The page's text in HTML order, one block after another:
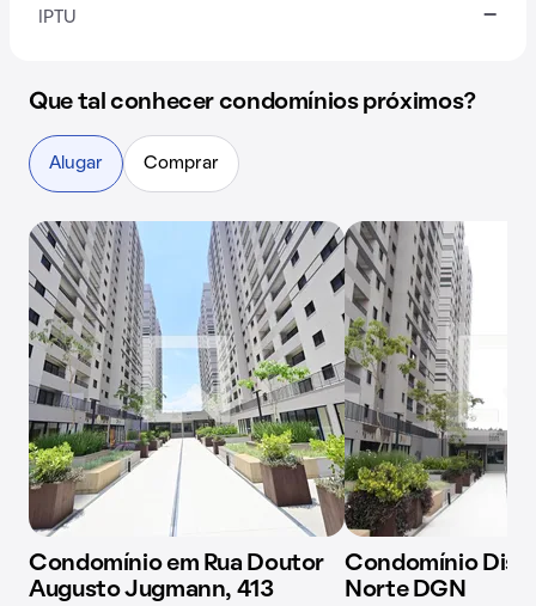
IPTU -
Que tal conhecer condomínios próximos?
Alugar Comprar
Condomínio em Rua Doutor
Augusto Jugmann, 413
Condomínio
Norte DGN